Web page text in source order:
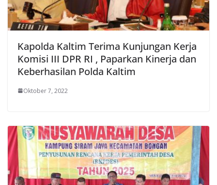
Kapolda Kaltim Terima Kunjungan Kerja
Komisi III DPR RI , Paparkan Kinerja dan
Keberhasilan Polda Kaltim
Oktober 7, 2022